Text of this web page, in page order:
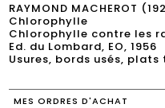
RAYMOND MACHEROT
Chlorophylle
Chlorophylle contre les
Ed. du Lombard, EO, 1956
Usures, bords usés,
MES ORDRES D'ACHAT